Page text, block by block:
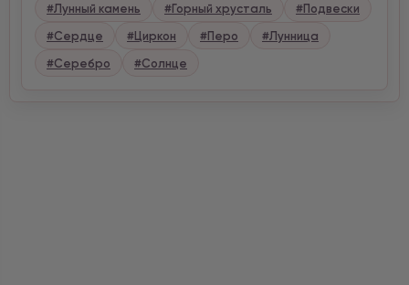
#Лунный камень
#Горный хрусталь
#Подвески
#Сердце
#Циркон #Перо
#Лунница
#Серебро
#Солнце